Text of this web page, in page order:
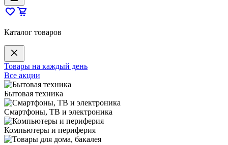
Каталог товаров
Товары на каждый день
Все акции
Бытовая техника
Смартфоны, ТВ и электроника
Компьютеры и периферия